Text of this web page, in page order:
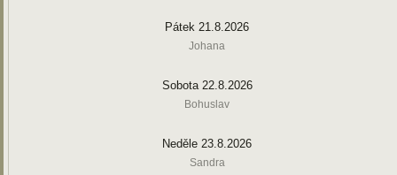
Pátek 21.8.2026
Johana
Sobota 22.8.2026
Bohuslav
Neděle 23.8.2026
Sandra